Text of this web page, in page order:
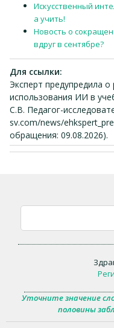
Искусственный
а учить!
Новость о
вдруг в сентябре?
Для ссылки:
Эксперт предупредила
использования ИИ в
С.В. Педагог-
sv.com/news/
обращения: 09.08.2026).
Уточните значение
половины